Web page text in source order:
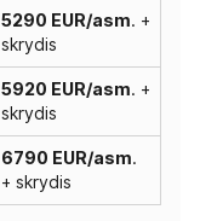
5290 EUR/asm. +
skrydis
5920 EUR/asm. +
skrydis
6790 EUR/asm.
+ skrydis